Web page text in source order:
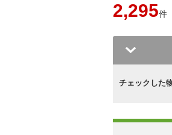
2,295件
チェックした